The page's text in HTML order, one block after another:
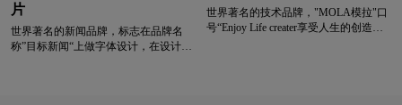
学院logo设计 箱包logo设计 香水logo设计
片
世界著名的新闻品牌，标志在品牌名
称”目标新闻“上做字体设计，在设计过
世界著名的技术品牌，"MOLA模拉"口
号“Enjoy Life creater享受人生的创造